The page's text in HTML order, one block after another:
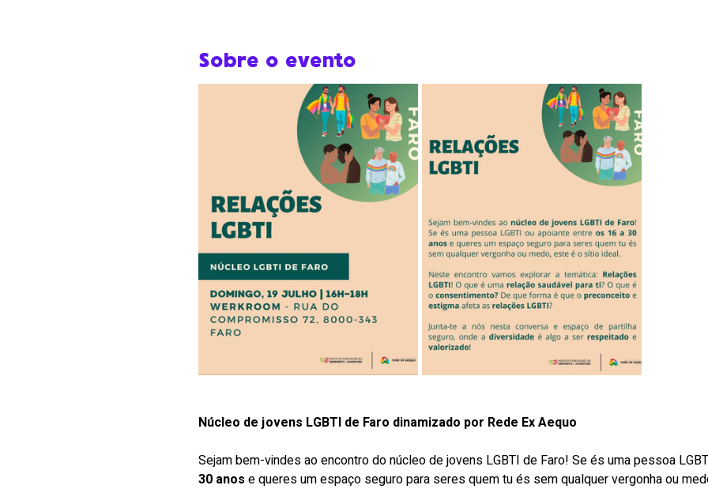
Sobre o evento
Núcleo de jovens LGBTI de Faro dinamizado por Rede Ex Aequo
Sejam bem-vindes ao encontro do núcleo de jovens LGBTI de Faro! Se és uma pessoa
30 anos e queres um espaço seguro para seres quem tu és sem qualquer vergonha ou